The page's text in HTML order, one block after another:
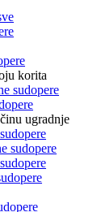
korita
sudopere
ugradnje
sudopere